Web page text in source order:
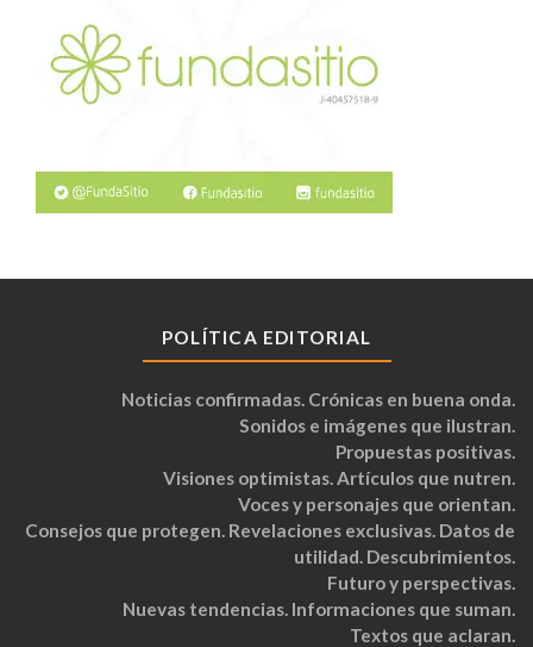
POLÍTICA EDITORIAL
Noticias confirmadas. Crónicas en buena onda.
Sonidos e imágenes que ilustran.
Propuestas positivas.
Visiones optimistas. Artículos que nutren.
Voces y personajes que orientan.
Consejos que protegen. Revelaciones exclusivas. Datos de
utilidad. Descubrimientos.
Futuro y perspectivas.
Nuevas tendencias. Informaciones que suman.
Textos que aclaran.